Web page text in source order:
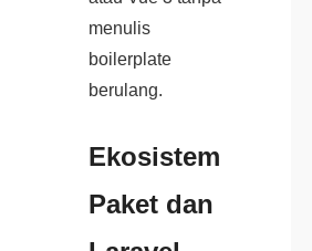
menulis
boilerplate
berulang.
Ekosistem
Paket dan